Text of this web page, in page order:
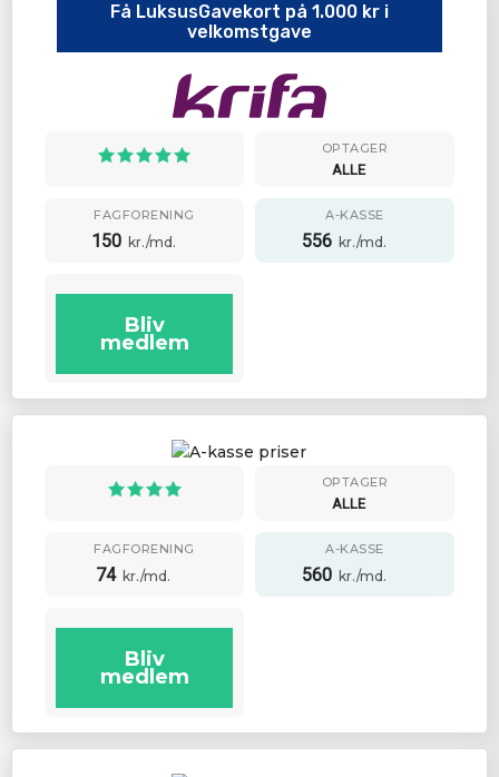
Få LuksusGavekort på 1.000 kr i
velkomstgave
OPTAGER
ALLE
FAGFORENING
150 kr./md.
A-KASSE
556 kr./md.
Bliv
medlem
OPTAGER
ALLE
FAGFORENING
74 kr./md.
A-KASSE
560 kr./md.
Bliv
medlem